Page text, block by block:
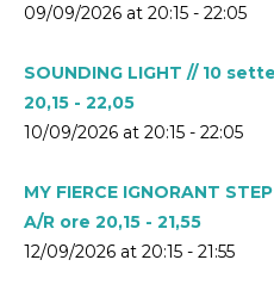
09/09/2026 at 20:15 - 22:05
SOUNDING LIGHT // 10
20,15 - 22,05
10/09/2026 at 20:15 - 22:05
MY FIERCE IGNORANT
A/R ore 20,15 - 21,55
12/09/2026 at 20:15 - 21:55